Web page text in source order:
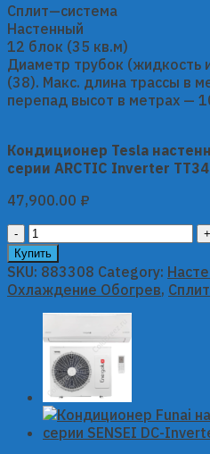
Сплит—система
Настенный
12 блок (35 кв.м)
Диаметр трубок (жидкость
(38). Макс. длина трассы в
перепад высот в метрах —
Кондиционер Tesla
серии ARCTIC Inverter
47,900.00 ₽
Кондиционер
Tesla
настенный
сплит-
система
ARCTIC
Inverter
TT34TP61S-
1232IAWUV
quantity
Купить
SKU: 883308 Category:
Охлаждение Обогрев,